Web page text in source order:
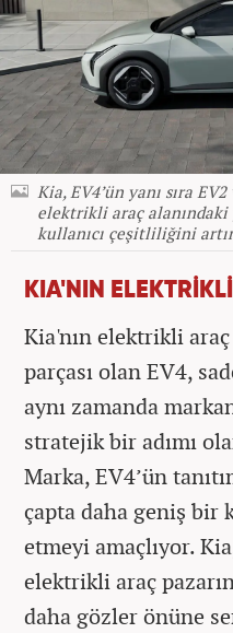
Kia, EV4’ün yanı sıra
elektrikli araç alanındaki
kullanıcı çeşitliliğini
KIA'NIN
Kia'nın elektrikli
parçası olan EV4,
aynı zamanda
stratejik bir adımı
Marka, EV4’ün
çapta daha geniş bir
etmeyi amaçlıyor.
elektrikli araç
daha gözler önüne